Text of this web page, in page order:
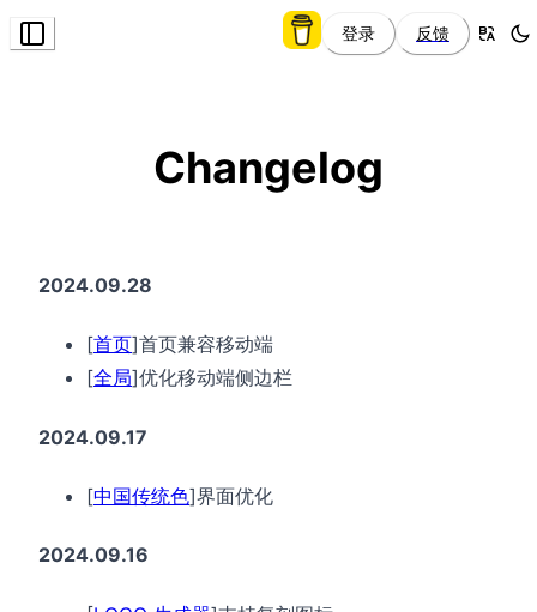
Toggle Menu 登录 反馈
Changelog
2024.09.28
[首页]首页兼容移动端
[全局]优化移动端侧边栏
2024.09.17
[中国传统色]界面优化
2024.09.16